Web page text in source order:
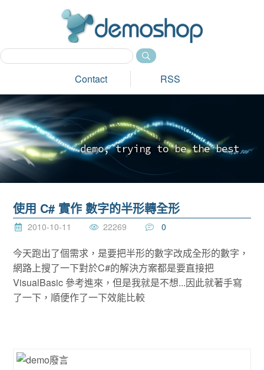
Contact RSS
demo, tryi ng to be the best_
使用 C# 實作 數字的半形轉全形
2010-10-11 22269 0
今天跑出了個需求，是要把半形的數字改成全形的數字，
網路上搜了一下對於C#的解決方案都是要直接把
VisualBasic 參考進來，但是我就是不想...因此就著手寫
了一下，順便作了一下效能比較